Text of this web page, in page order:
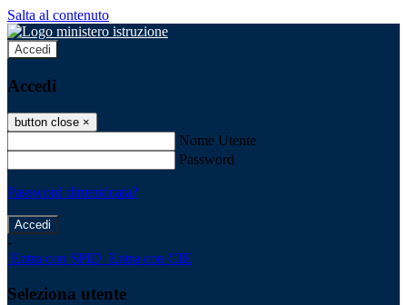
Salta al contenuto
Accedi
Accedi
button close ×
Nome Utente
Password
Password dimenticata?
-
Entra con SPID Entra con CIE
Seleziona utente